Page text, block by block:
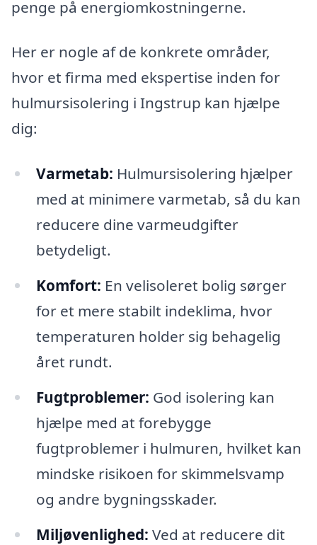
penge på energiomkostningerne.
Her er nogle af de konkrete områder,
hvor et firma med ekspertise inden for
hulmursisolering i Ingstrup kan hjælpe
dig:
Varmetab: Hulmursisolering hjælper
med at minimere varmetab, så du kan
reducere dine varmeudgifter
betydeligt.
Komfort: En velisoleret bolig sørger
for et mere stabilt indeklima, hvor
temperaturen holder sig behagelig
året rundt.
Fugtproblemer: God isolering kan
hjælpe med at forebygge
fugtproblemer i hulmuren, hvilket kan
mindske risikoen for skimmelsvamp
og andre bygningsskader.
Miljøvenlighed: Ved at reducere dit